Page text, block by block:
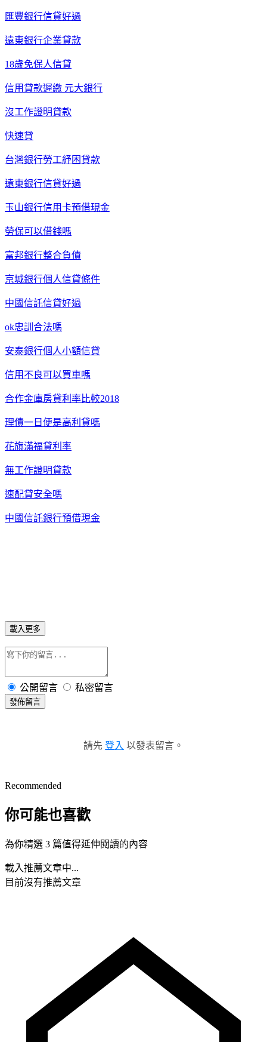
匯豐銀行信貸好過
遠東銀行企業貸款
18歲免保人信貸
信用貸款遲繳 元大銀行
沒工作證明貸款
快速貸
台灣銀行勞工紓困貸款
遠東銀行信貸好過
玉山銀行信用卡預借現金
勞保可以借錢嗎
富邦銀行整合負債
京城銀行個人信貸條件
中國信託信貸好過
ok忠訓合法嗎
安泰銀行個人小額信貸
信用不良可以買車嗎
合作金庫房貸利率比較2018
理債一日便是高利貸嗎
花旗滿福貸利率
無工作證明貸款
速配貸安全嗎
中國信託銀行預借現金
載入更多
公開留言 私密留言
發佈留言
請先 登入 以發表留言。
Recommended
你可能也喜歡
為你精選 3 篇值得延伸閱讀的內容
載入推薦文章中...
目前沒有推薦文章